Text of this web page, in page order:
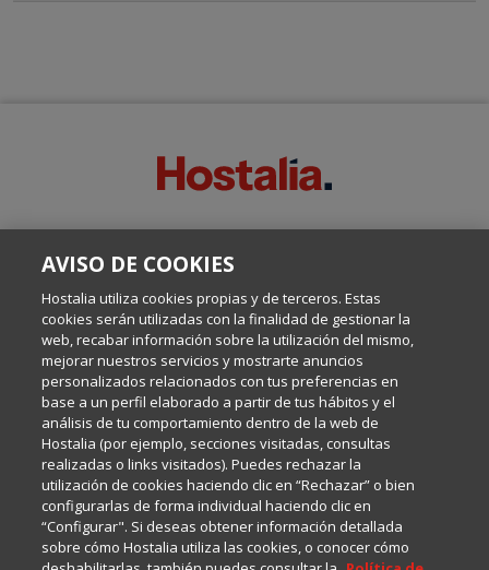
Escrito por el equipo de Comunicación de Hostalia, dirigido por
Internet y Tecnología.
Política de privacidad
Política de cookies
Aviso legal
AVISO DE COOKIES
Hostalia utiliza cookies propias y de terceros. Estas
cookies serán utilizadas con la finalidad de gestionar la
web, recabar información sobre la utilización del mismo,
mejorar nuestros servicios y mostrarte anuncios
personalizados relacionados con tus preferencias en
base a un perfil elaborado a partir de tus hábitos y el
análisis de tu comportamiento dentro de la web de
Hostalia (por ejemplo, secciones visitadas, consultas
realizadas o links visitados). Puedes rechazar la
utilización de cookies haciendo clic en “Rechazar” o bien
configurarlas de forma individual haciendo clic en
“Configurar". Si deseas obtener información detallada
sobre cómo Hostalia utiliza las cookies, o conocer cómo